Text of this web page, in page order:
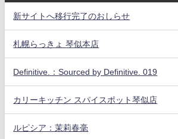
新サイトへ移行完了のおしらせ
札幌らっきょ 琴似本店
Definitive.：Sourced by Definitive. 019
カリーキッチン スパイスポット琴似店
ルピシア：茉莉春毫